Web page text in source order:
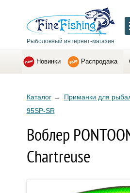
Рыболовный интернет-магазин
Новинки Распродажа
Каталог→ Приманки для
95SP-SR
Воблер
Chartreuse